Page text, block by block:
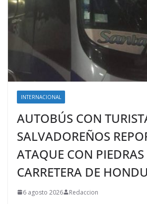
INTERNACIONAL
AUTOBÚS CON
SALVADOREÑOS
ATAQUE CON PIEDRAS
CARRETERA DE
6 agosto 2026 Redaccion